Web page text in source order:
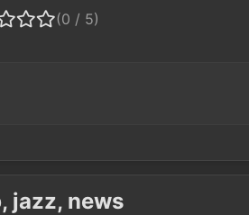
(0 / 5)
jazz, news